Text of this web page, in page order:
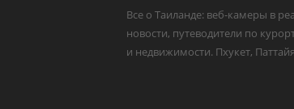
Все о Таиланде: веб-камеры в
новости, путеводители по
и недвижимости. Пхукет,